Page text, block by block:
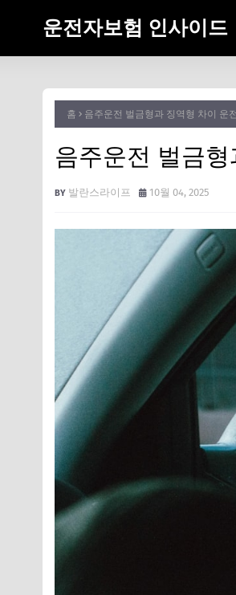
운전자보험 인사이드
홈 음주운전 벌금형과 징역형 차이 운
음주운전 벌금
발란스라이프 10월 04, 2025